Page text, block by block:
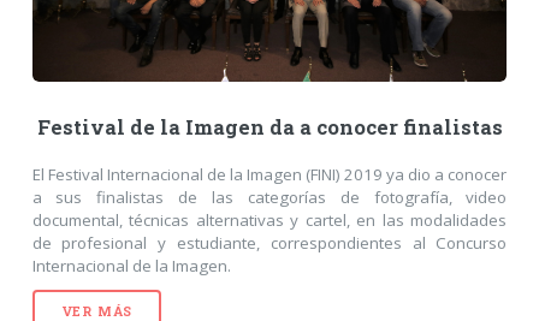
Festival de la Imagen da a conocer finalistas
El Festival Internacional de la Imagen (FINI) 2019 ya dio a conocer
a sus finalistas de las categorías de fotografía, video
documental, técnicas alternativas y cartel, en las modalidades
de profesional y estudiante, correspondientes al Concurso
Internacional de la Imagen.
VER MÁS